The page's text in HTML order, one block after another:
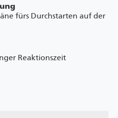
fürs Durchstarten auf der
Reaktionszeit